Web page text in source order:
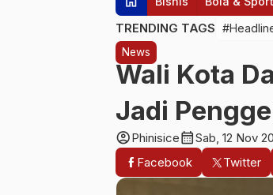
TRENDING TAGS
News
Wali Kota
Jadi
account_circlePhinisicecalendar_monthSab, 12 Nov
Facebook
Twitter